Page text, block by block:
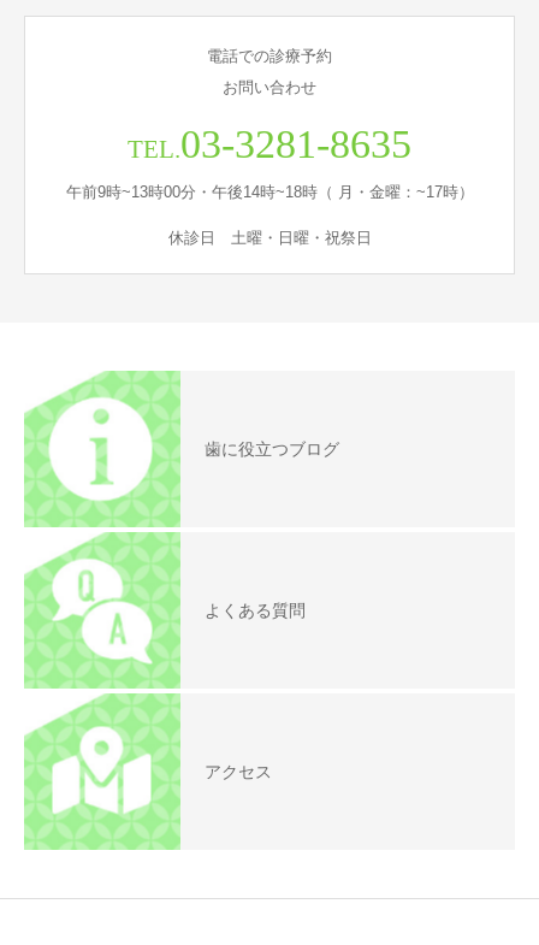
電話での診療予約
お問い合わせ
TEL.03-3281-8635
午前9時~13時00分・午後14時~18時（ 月・金曜：~17時）
休診日 土曜・日曜・祝祭日
歯に役立つブログ
よくある質問
アクセス